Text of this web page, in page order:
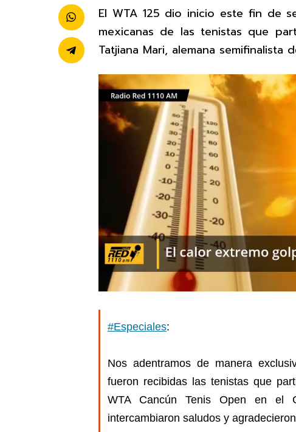
El WTA 125 dio inicio este fin de
mexicanas de las tenistas que
Tatjiana Mari, alemana semifinalista
#Especiales:
Nos adentramos de manera
fueron recibidas las tenistas que
WTA Cancún Tenis Open en el
intercambiaron saludos y